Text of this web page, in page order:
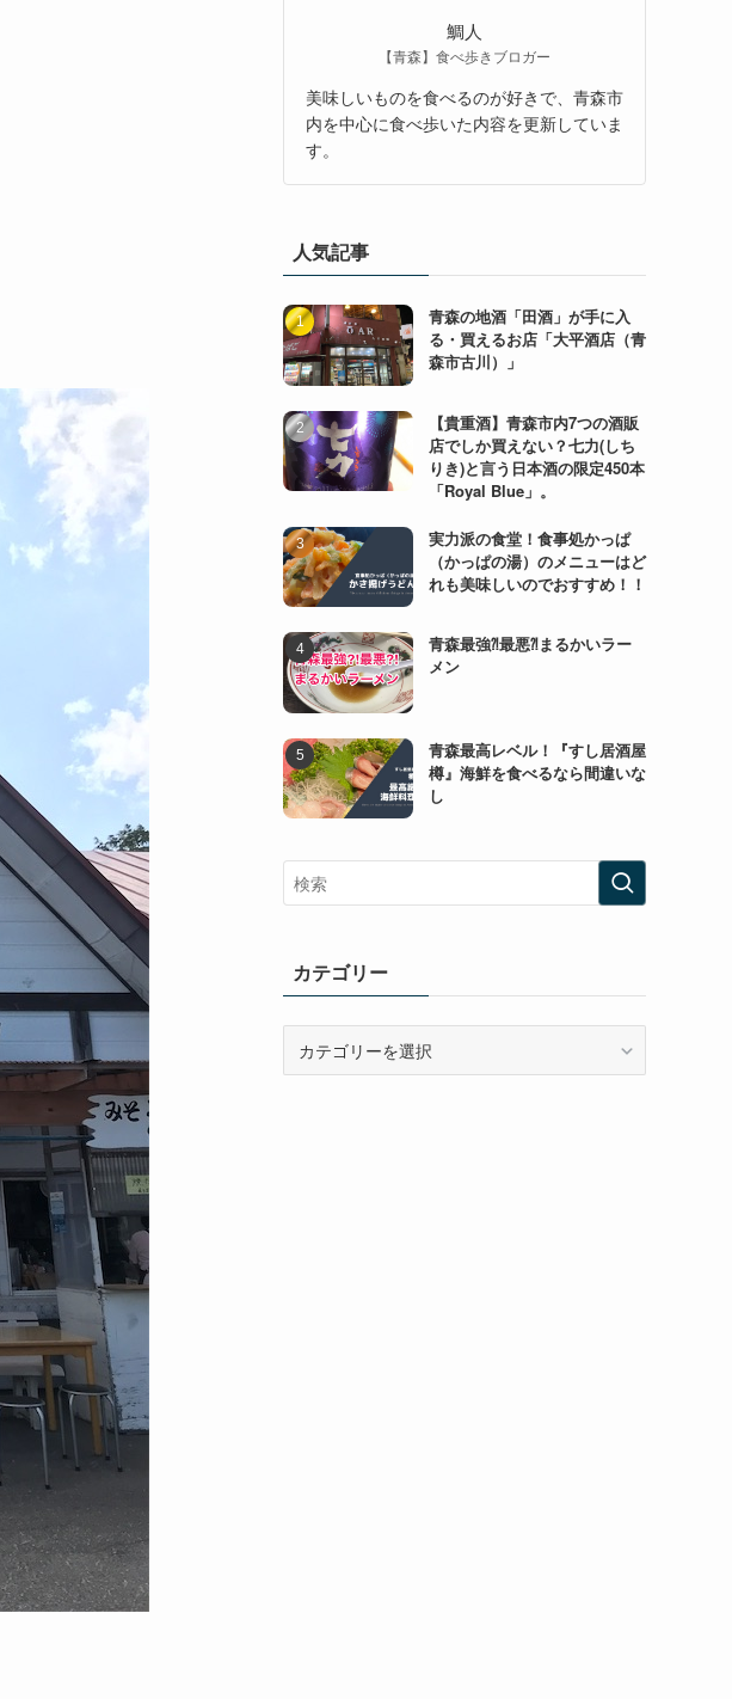
鯛人
【青森】食べ歩きブロガー
美味しいものを食べるのが好きで、青森市
内を中心に食べ歩いた内容を更新していま
す。
人気記事
青森の地酒「田酒」が手に入
る・買えるお店「大平酒店（青
森市古川）」
【貴重酒】青森市内7つの酒販
店でしか買えない？七力(しち
りき)と言う日本酒の限定450本
「Royal Blue」。
実力派の食堂！食事処かっぱ
（かっぱの湯）のメニューはど
れも美味しいのでおすすめ！！
青森最強⁈最悪⁈まるかいラー
メン
青森最高レベル！『すし居酒屋
樽』海鮮を食べるなら間違いな
し
カテゴリー